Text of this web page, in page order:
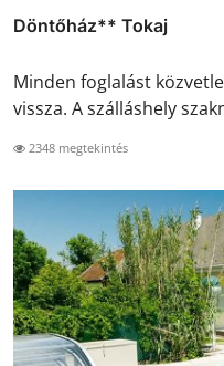
Döntőház** Tokaj
Minden foglalást
vissza. A szálláshely
2348 megtekintés